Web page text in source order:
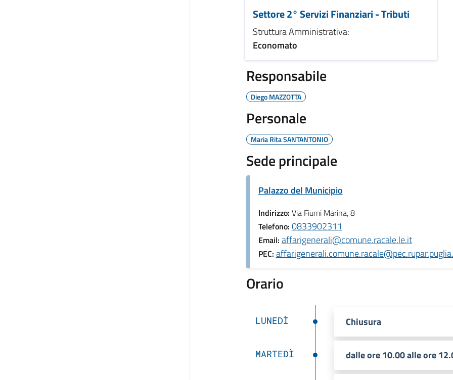
Settore 2° Servizi Finanziari - Tributi
Struttura Amministrativa:
Economato
Responsabile
Diego MAZZOTTA
Personale
Maria Rita SANTANTONIO
Sede principale
Palazzo del Municipio
Indirizzo: Via Fiumi Marina, 8
Telefono: 0833902311
Email: affarigenerali@comune.racale.le.it
PEC:
Orario
LUNEDÌ Chiusura
MARTEDÌ dalle ore 10.00 alle ore